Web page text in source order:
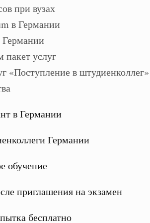
при вузах
в Германии
пакет услуг
в Германии
Германии
обучение
приглашения на экзамен
бесплатно